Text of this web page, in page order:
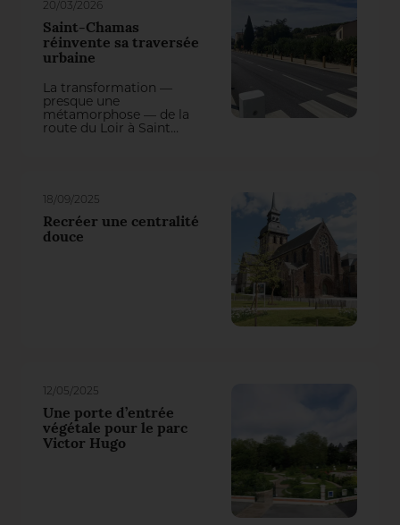
20/03/2026
Saint-Chamas
réinvente sa traversée
urbaine
La transformation —
presque une
métamorphose — de la
route du Loir à Saint
circulation, rafraîchir la
ville en utilisant ses
atouts et améliorer
durablement le cadre de
18/09/2025
Recréer une centralité
douce
12/05/2025
Une porte d’entrée
végétale pour le parc
Victor Hugo